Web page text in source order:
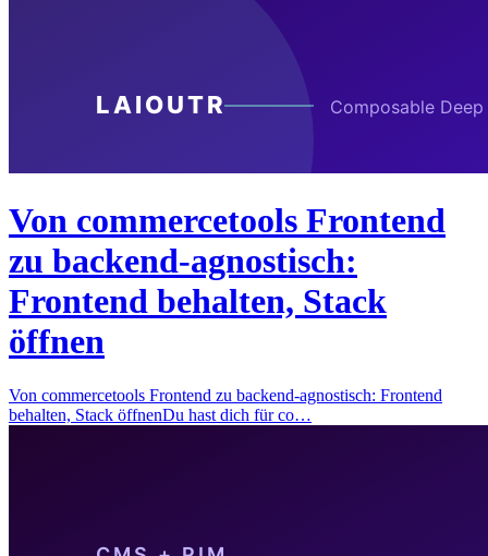
Von commercetools Frontend
zu backend-agnostisch:
Frontend behalten, Stack
öffnen
Von commercetools Frontend zu backend-agnostisch: Frontend
behalten, Stack öffnenDu hast dich für co…